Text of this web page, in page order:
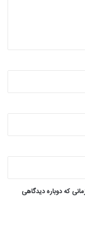
که دوباره دیدگاهی